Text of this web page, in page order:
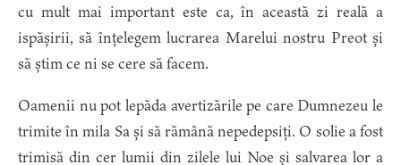
cu mult mai important este ca, în această zi reală a
ispășirii, să înțelegem lucrarea Marelui nostru Preot și
să știm ce ni se cere să facem.
Oamenii nu pot lepăda avertizările pe care Dumnezeu le
trimite în mila Sa și să rămână nepedepsiți. O solie a fost
trimisă din cer lumii din zilele lui Noe și salvarea lor a